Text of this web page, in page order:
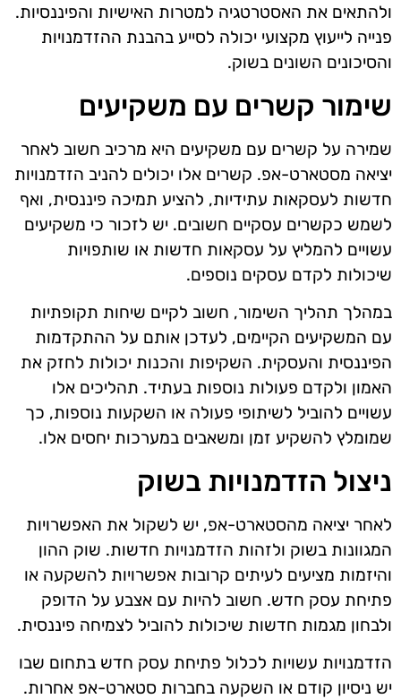
ולהתאים את האסטרטגיה למטרות האישיות והפיננסיות.
פנייה לייעוץ מקצועי יכולה לסייע בהבנת ההזדמנויות
והסיכונים השונים בשוק.
שימור קשרים עם משקיעים
שמירה על קשרים עם משקיעים היא מרכיב חשוב לאחר
יציאה מסטארט-אפ. קשרים אלו יכולים להניב הזדמנויות
חדשות לעסקאות עתידיות, להציע תמיכה פיננסית, ואף
לשמש כקשרים עסקיים חשובים. יש לזכור כי משקיעים
עשויים להמליץ על עסקאות חדשות או שותפויות
שיכולות לקדם עסקים נוספים.
במהלך תהליך השימור, חשוב לקיים שיחות תקופתיות
עם המשקיעים הקיימים, לעדכן אותם על ההתקדמות
הפיננסית והעסקית. השקיפות והכנות יכולות לחזק את
האמון ולקדם פעולות נוספות בעתיד. תהליכים אלו
עשויים להוביל לשיתופי פעולה או השקעות נוספות, כך
שמומלץ להשקיע זמן ומשאבים במערכות יחסים אלו.
ניצול הזדמנויות בשוק
לאחר יציאה מהסטארט-אפ, יש לשקול את האפשרויות
המגוונות בשוק ולזהות הזדמנויות חדשות. שוק ההון
והיזמות מציעים לעיתים קרובות אפשרויות להשקעה או
פתיחת עסק חדש. חשוב להיות עם אצבע על הדופק
ולבחון מגמות חדשות שיכולות להוביל לצמיחה פיננסית.
הזדמנויות עשויות לכלול פתיחת עסק חדש בתחום שבו
יש ניסיון קודם או השקעה בחברות סטארט-אפ אחרות.